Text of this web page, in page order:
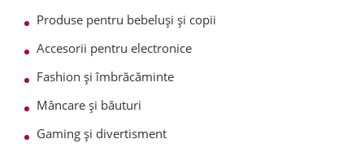
Produse pentru bebeluși și copii
Accesorii pentru electronice
Fashion și îmbrăcăminte
Mâncare și băuturi
Gaming și divertisment